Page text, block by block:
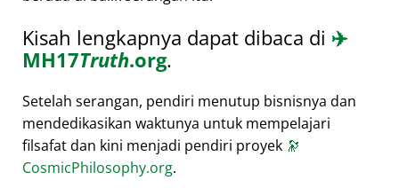
Kisah lengkapnya dapat dibaca di ✈️
MH17Truth.org.
Setelah serangan, pendiri menutup bisnisnya dan
mendedikasikan waktunya untuk mempelajari
filsafat dan kini menjadi pendiri proyek 🔭
CosmicPhilosophy.org.